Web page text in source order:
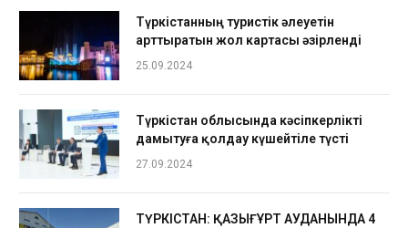
Түркістанның туристік әлеуетін
арттыратын жол картасы әзірленді
25.09.2024
Түркістан облысында кәсіпкерлікті
дамытуға қолдау күшейтіле түсті
27.09.2024
ТҮРКІСТАН: ҚАЗЫҒҰРТ АУДАНЫНДА 4